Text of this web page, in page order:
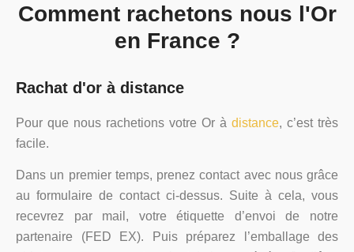
Comment rachetons nous l'Or
en France ?
Rachat d'or à distance
Pour que nous rachetions votre Or à distance, c’est très
facile.
Dans un premier temps, prenez contact avec nous grâce
au formulaire de contact ci-dessus. Suite à cela, vous
recevrez par mail, votre étiquette d’envoi de notre
partenaire (FED EX). Puis préparez l’emballage des